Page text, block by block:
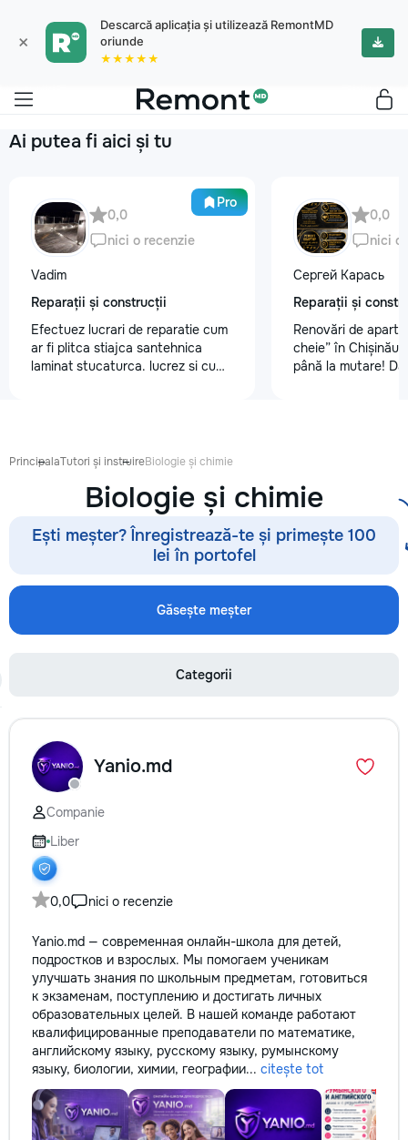
×
Descarcă aplicația și utilizează RemontMD
oriunde
★★★★★
Ai putea fi aici și tu
Pro
0,0
nici o recenzie
Vadim
Reparații și construcții
Efectuez lucrari de reparatie cum
ar fi plitca stiajca santehnica
laminat stucaturca. lucrez si cu
0,0
nici o
Сергей Карась
Reparații și
Renovări de
cheie” în Chișinău
până la mutare!
Garanție 1–2 ani
contract, fixăm
termenele
garanție reală
reducere Oferim
materialele de
finisaj prin
foto și video
lucrărilor.
fotografiem și
fără deșeuri de
Prețuri orientative
materiale:
producătorului,
categoria
porțelanată – de
lei/m² Laminat –
lei/m² Materiale
brute – de la 1
de apartament Uși
la 2 500–7 000+
PrincipalaTutori și instruireBiologie și chimie
Biologie și chimie
Ești meșter? Înregistrează-te și primește 100
lei în portofel
Găsește meșter
Categorii
Yanio.md
Companie
Liber
0,0 nici o recenzie
Yanio.md — современная онлайн-школа для детей,
подростков и взрослых. Мы помогаем ученикам
улучшать знания по школьным предметам, готовиться
к экзаменам, поступлению и достигать личных
образовательных целей. В нашей команде работают
квалифицированные преподаватели по математике,
английскому языку, русскому языку, румынскому
языку, биологии, химии, географии... citește tot